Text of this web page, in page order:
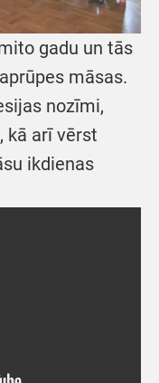
gadu un tās
māsas.
nozīmi,
kā arī vērst
ikdienas